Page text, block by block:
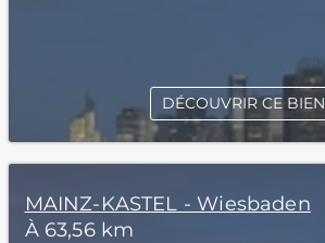
DÉCOUVRIR CE BIEN
MAINZ-KASTEL - Wiesbaden
À 63,56 km